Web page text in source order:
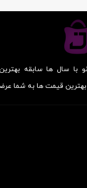
با سال ها سابقه
بهترین قیمت ها به شما